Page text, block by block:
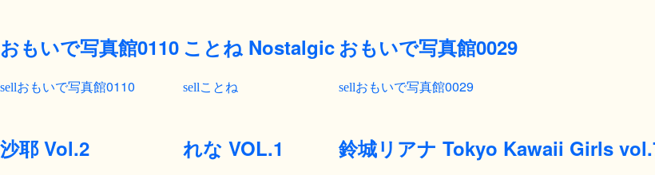
おもいで写真館0110
おもいで写真館0110
沙耶 Vol.2
ことね Nostalgic
ことね
れな VOL.1
おもいで写真館0029
おもいで写真館0029
鈴城リアナ Tokyo Kawaii Girls